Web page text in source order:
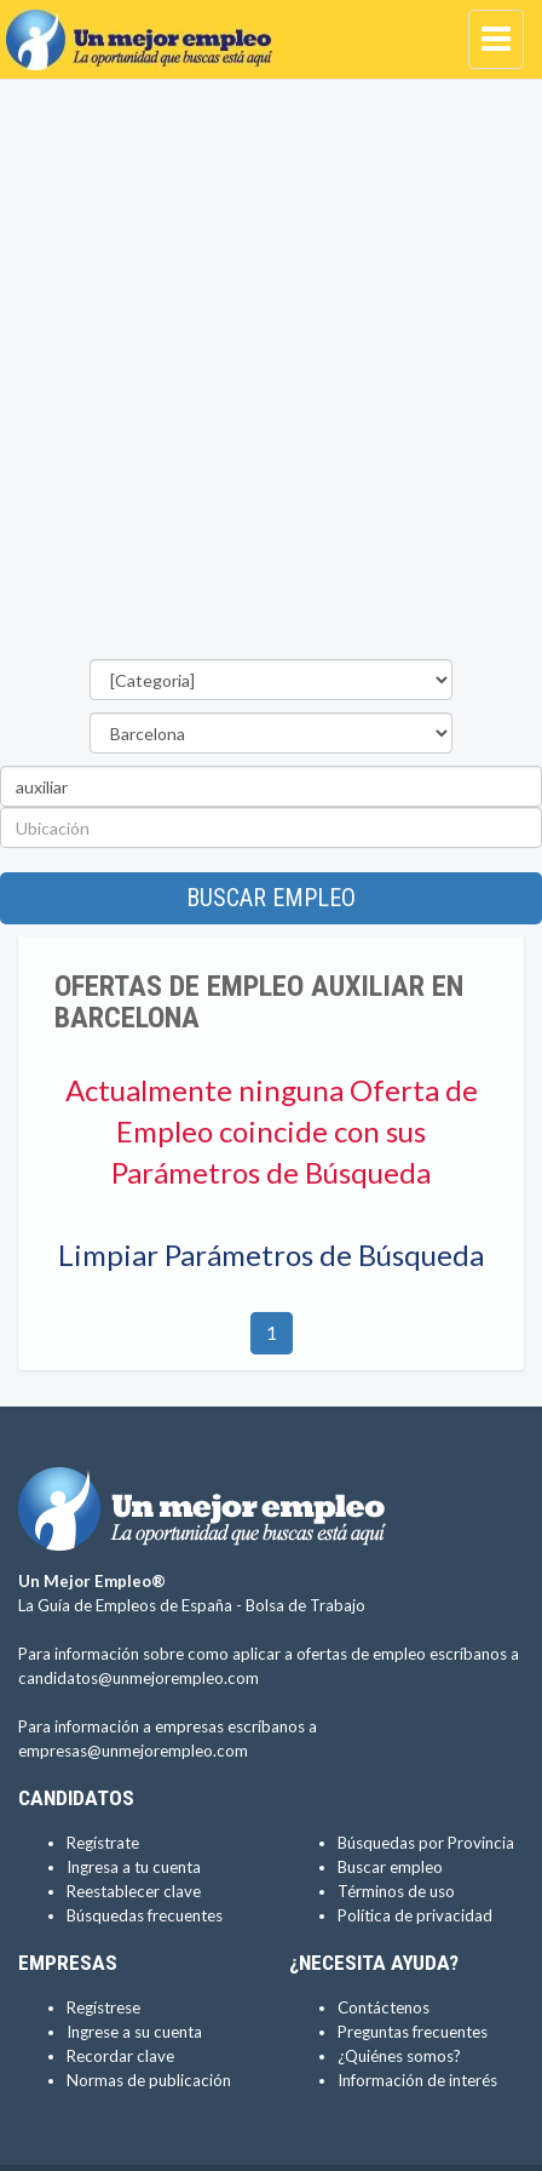
BUSCAR EMPLEO
OFERTAS DE EMPLEO AUXILIAR EN
BARCELONA
Actualmente ninguna Oferta de
Empleo coincide con sus
Parámetros de Búsqueda
Limpiar Parámetros de Búsqueda
1
Un Mejor Empleo®
La Guía de Empleos de España - Bolsa de Trabajo
Para información sobre como aplicar a ofertas de empleo escríbanos a
candidatos@unmejorempleo.com
Para información a empresas escríbanos a
empresas@unmejorempleo.com
CANDIDATOS
Regístrate
Ingresa a tu cuenta
Reestablecer clave
Búsquedas frecuentes
Búsquedas por Provincia
Buscar empleo
Términos de uso
Política de privacidad
EMPRESAS
Regístrese
Ingrese a su cuenta
Recordar clave
Normas de publicación
¿NECESITA AYUDA?
Contáctenos
Preguntas frecuentes
¿Quiénes somos?
Información de interés